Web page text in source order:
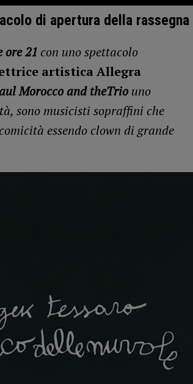
di apertura della rassegna
ore 21con uno spettacolo
artistica Allegra
Morocco and theTrio uno
sono musicisti sopraffini che
essendo clown di grande